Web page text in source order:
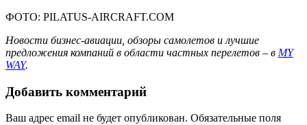
ФОТО: PILATUS-AIRCRAFT.COM
Новости бизнес-авиации, обзоры самолетов и лучшие
предложения компаний в области частных перелетов – в MY
WAY.
Добавить комментарий
Ваш адрес email не будет опубликован. Обязательные поля